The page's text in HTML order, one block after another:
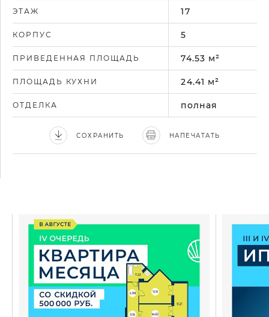
ЭТАЖ 17
КОРПУС 5
ПРИВЕДЕННАЯ ПЛОЩАДЬ 74.53 м²
ПЛОЩАДЬ КУХНИ 24.41 м²
ОТДЕЛКА полная
СОХРАНИТЬ НАПЕЧАТАТЬ